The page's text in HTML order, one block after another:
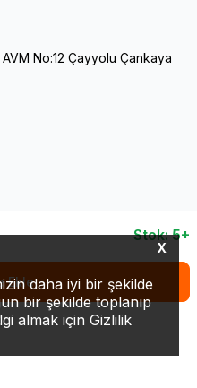
X
daha iyi bir şekilde
bir şekilde toplanıp
almak için Gizlilik
Stok: 5+
Ekle
No:12 Çayyolu Çankaya